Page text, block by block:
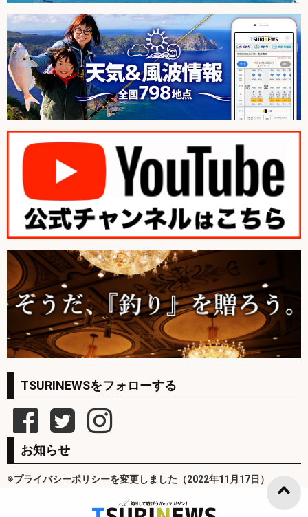
TSURINEWSをフォローする
お知らせ
※プライバシーポリシーを変更しました（2022年11月17日）